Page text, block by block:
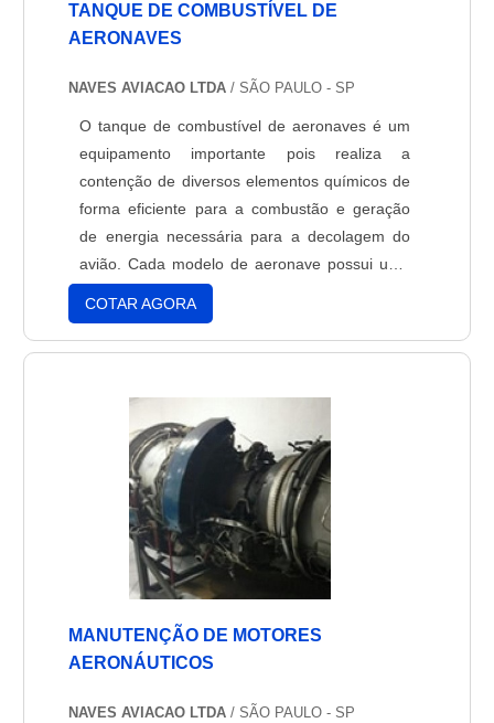
TANQUE DE COMBUSTÍVEL DE
AERONAVES
NAVES AVIACAO LTDA / SÃO PAULO - SP
O tanque de combustível de aeronaves é um
equipamento importante pois realiza a
contenção de diversos elementos químicos de
forma eficiente para a combustão e geração
de energia necessária para a decolagem do
avião. Cada modelo de aeronave possui uma
combinação específica de tanques, tubulações
e bombas de armazenagem, cuja função é
transportar o combustível para os motores. Um
funcionamento assertivo....
COTAR AGORA
MANUTENÇÃO DE MOTORES
AERONÁUTICOS
NAVES AVIACAO LTDA / SÃO PAULO - SP